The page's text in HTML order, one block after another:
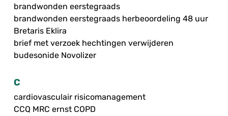
brandwonden eerstegraads
brandwonden eerstegraads herbeoordeling 48 uur
Bretaris Eklira
brief met verzoek hechtingen verwijderen
budesonide Novolizer
C
cardiovasculair risicomanagement
CCQ MRC ernst COPD